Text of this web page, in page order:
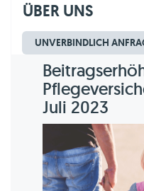
ÜBER UNS
UNVERBINDLICH
Dipl.-Kfm. Christian
erstellt am
Juli 2023